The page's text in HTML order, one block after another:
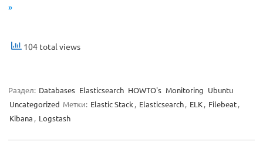
»
104 total views
Раздел: Databases Elasticsearch HOWTO's Monitoring Ubuntu
Uncategorized Метки: Elastic Stack , Elasticsearch, ELK, Filebeat,
Kibana , Logstash